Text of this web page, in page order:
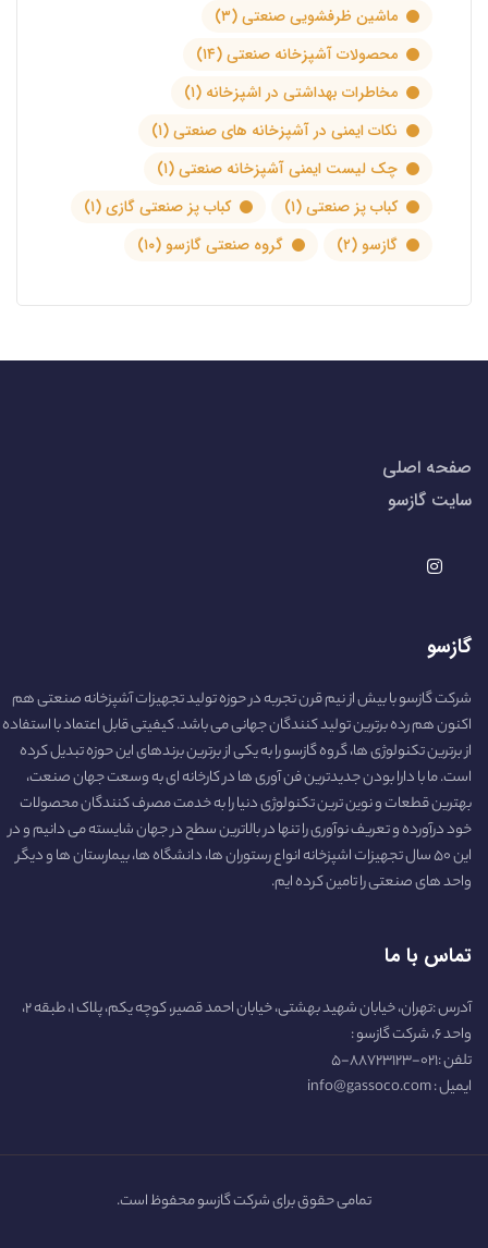
ماشین ظرفشویی صنعتی(۳)
محصولات آشپزخانه صنعتی(۱۴)
مخاطرات بهداشتی در اشپزخانه (۱)
نکات ایمنی در آشپزخانه های صنعتی(۱)
چک لیست ایمنی آشپزخانه صنعتی(۱)
کباب پز صنعتی(۱) کباب پز صنعتی گازی(۱)
گازسو (۲) گروه صنعتی گازسو (۱۰)
صفحه اصلی
سایت گازسو
گازسو
شرکت گازسو با بیش از نیم قرن تجربه در حوزه تولید تجهیزات آشپزخانه صنعتی هم
اکنون هم رده برترین تولید کنندگان جهانی می باشد. کیفیتی قابل اعتماد با استفاده
از برترین تکنولوژی ها، گروه گازسو را به یکی از برترین برندهای این حوزه تبدیل کرده
است. ما با دارا بودن جدیدترین فن آوری ها در کارخانه ای به وسعت جهان صنعت،
بهترین قطعات و نوین ترین تکنولوژی دنیا را به خدمت مصرف کنندگان محصولات
خود درآورده و تعریف نوآوری را تنها در بالاترین سطح در جهان شایسته می دانیم و در
این ۵۰ سال تجهیزات اشپزخانه انواع رستوران ها، دانشگاه ها، بیمارستان ها و دیگر
واحد های صنعتی را تامین کرده ایم.
تماس با ما
آدرس :تهران، خیابان شهید بهشتی، خیابان احمد قصیر، کوچه یکم، پلاک ۱، طبقه ۲،
واحد ۶، شرکت گازسو :
تلفن :۰۲۱-۸۸۷۲۳۱۲۳-۵
ایمیل : info@gassoco.com
تمامی حقوق برای شرکت گازسو محفوظ است.